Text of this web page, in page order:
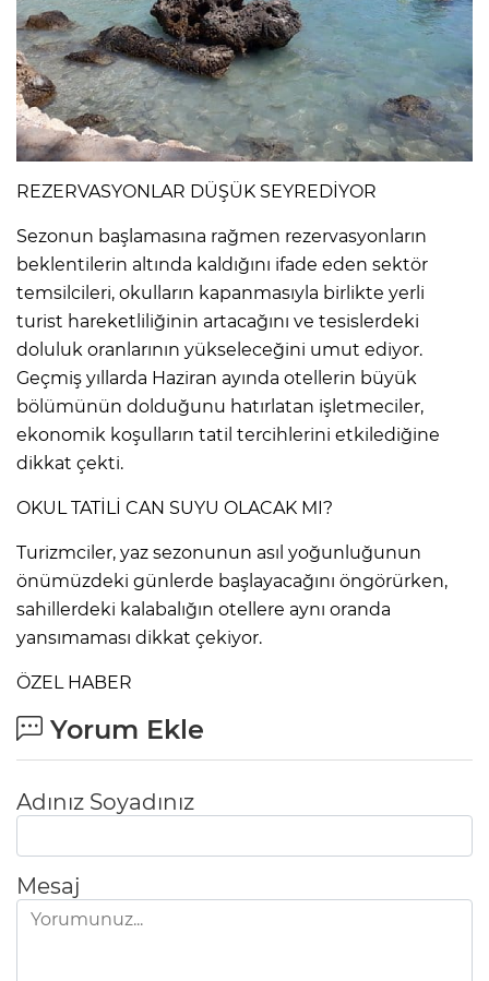
REZERVASYONLAR DÜŞÜK SEYREDİYOR
Sezonun başlamasına rağmen rezervasyonların
beklentilerin altında kaldığını ifade eden sektör
temsilcileri, okulların kapanmasıyla birlikte yerli
turist hareketliliğinin artacağını ve tesislerdeki
doluluk oranlarının yükseleceğini umut ediyor.
Geçmiş yıllarda Haziran ayında otellerin büyük
bölümünün dolduğunu hatırlatan işletmeciler,
ekonomik koşulların tatil tercihlerini etkilediğine
dikkat çekti.
OKUL TATİLİ CAN SUYU OLACAK MI?
Turizmciler, yaz sezonunun asıl yoğunluğunun
önümüzdeki günlerde başlayacağını öngörürken,
sahillerdeki kalabalığın otellere aynı oranda
yansımaması dikkat çekiyor.
ÖZEL HABER
Yorum Ekle
Adınız Soyadınız
Mesaj